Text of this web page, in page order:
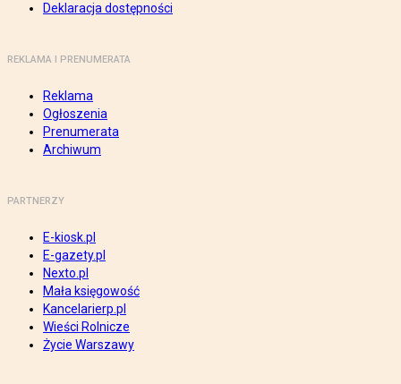
Deklaracja dostępności
REKLAMA I PRENUMERATA
Reklama
Ogłoszenia
Prenumerata
Archiwum
PARTNERZY
E-kiosk.pl
E-gazety.pl
Nexto.pl
Mała księgowość
Kancelarierp.pl
Wieści Rolnicze
Życie Warszawy